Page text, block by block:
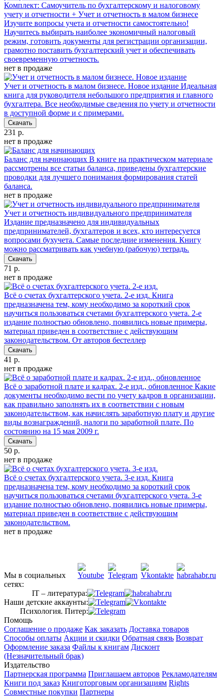
Комплект: Самоучитель по бухгалтерскому и налоговому
учету и отчетности + Учет и отчетность в малом бизнесe
Изучите вопросы учета и отчетности самостоятельно!
Научитесь выбирать наиболее экономичный налоговый
режим, готовить документы для регистрации организации,
грамотно поставить бухгалтерский учет и обеспечивать
своевременную отчетность.
нет в продаже
Учет и отчетность в малом бизнесе. Новое издание Идеальная
книга для руководителя небольшого предприятия и главного
бухгалтера. Все необходимые сведения по учету и отчетности
в доступной форме и с примерами.
Скачать
231 р.
нет в продаже
Баланс для начинающих В книге на практическом материале
рассмотрены все статьи баланса, приведены бухгалтерские
проводки для лучшего понимания формирования статей
баланса.
нет в продаже
Учет и отчетность индивидуального предпринимателя
Издание предназначено для индивидуальных
предпринимателей, бухгалтеров и всех, кто интересуется
вопросами бухучета. Самые последние изменения. Книгу
можно рассматривать как учебную (рабочую) тетрадь.
Скачать
71 р.
нет в продаже
Всё о счетах бухгалтерского учета. 2-е изд. Книга
предназначена тем, кому необходимо за короткий срок
научиться пользоваться счетами бухгалтерского учета. 2-е
издание полностью обновлено, появились новые примеры,
материал приведен в соответствие с действующим
законодательством. От авторов бестеллер
Скачать
41 р.
нет в продаже
Всё о заработной плате и кадрах. 2-е изд., обновленное Какие
документы необходимо вести по учету кадров в организации,
как правильно заполнять их в соответствии с новым
законодательством, как начислять заработную плату и другие
виды вознаграждений, налоги по заработной плате. По
состоянию на 15 мая 2009 г.
Скачать
50 р.
нет в продаже
Всё о счетах бухгалтерского учета. 3-е изд. Книга
предназначена тем, кому необходимо за короткий срок
научиться пользоваться счетами бухгалтерского учета. 3-е
издание полностью обновлено, появились новые примеры,
материал приведен в соответствие с действующим
законодательством.
нет в продаже
Мы в социальных
сетях:
IT – литература:
Наши детские аккаунты:
Психология. Питер:
Помощь
Соглашение о продаже Как заказать Доставка товаров
Способы оплаты Акции и скидки Обратная связь Возврат
Оформление заказа Файлы к книгам Дисконт
(Незначительный брак)
Издательство
Партнерская программа Приглашаем авторов Рекламодателям
Книги под заказ Книготорговым организациям Rights
Совместные покупки Партнеры